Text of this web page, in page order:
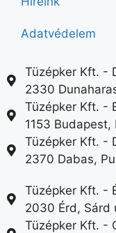
Adatvédelem
Tüzépker Kft. -
2330
Tüzépker Kft. -
1153
Tüzépker Kft. -
2370 Dabas,
Tüzépker Kft. -
2030 Érd, Sárd
Tüzépker Kft. -